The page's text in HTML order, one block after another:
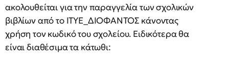
ακολουθείται για την παραγγελία των σχολικών
βιβλίων από το ΙΤΥΕ_ΔΙΟΦΑΝΤΟΣ κάνοντας
χρήση τον κωδικό του σχολείου. Ειδικότερα θα
είναι διαθέσιμα τα κάτωθι: